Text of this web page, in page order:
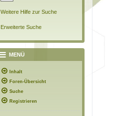
Weitere Hilfe zur Suche
Erweiterte Suche
MENÜ
Inhalt
Foren-Übersicht
Suche
Registrieren